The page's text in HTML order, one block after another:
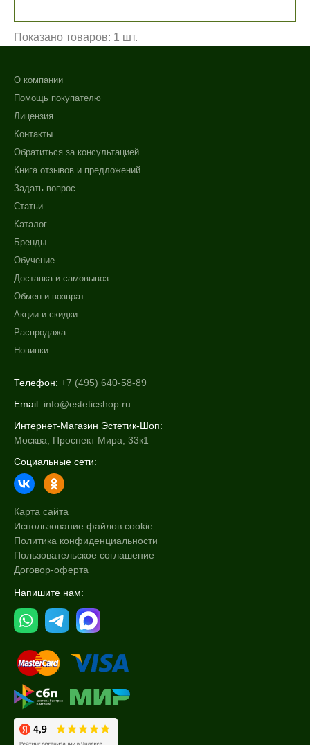
Показано товаров: 1 шт.
О компании
Помощь покупателю
Лицензия
Контакты
Обратиться за консультацией
Книга отзывов и предложений
Задать вопрос
Статьи
Каталог
Бренды
Обучение
Доставка и самовывоз
Обмен и возврат
Акции и скидки
Распродажа
Новинки
Телефон: +7 (495) 640-58-89
Email: info@esteticshop.ru
Интернет-Магазин Эстетик-Шоп:
Москва, Проспект Мира, 33к1
Социальные сети:
Карта сайта
Использование файлов cookie
Политика конфиденциальности
Пользовательское соглашение
Договор-оферта
Напишите нам:
+7 (495) 640-58-89
+7 (929) 933-09-89